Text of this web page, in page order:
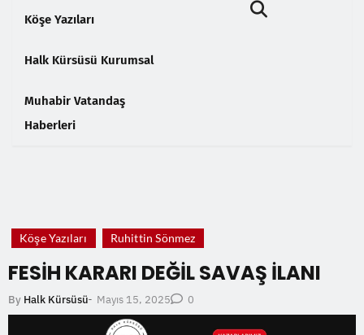
Köşe Yazıları
Halk Kürsüsü Kurumsal
Muhabir Vatandaş
Haberleri
Köşe Yazıları Ruhittin Sönmez
FESİH KARARI DEĞİL SAVAŞ İLANI
By Halk Kürsüsü- Mayıs 15, 2025 0